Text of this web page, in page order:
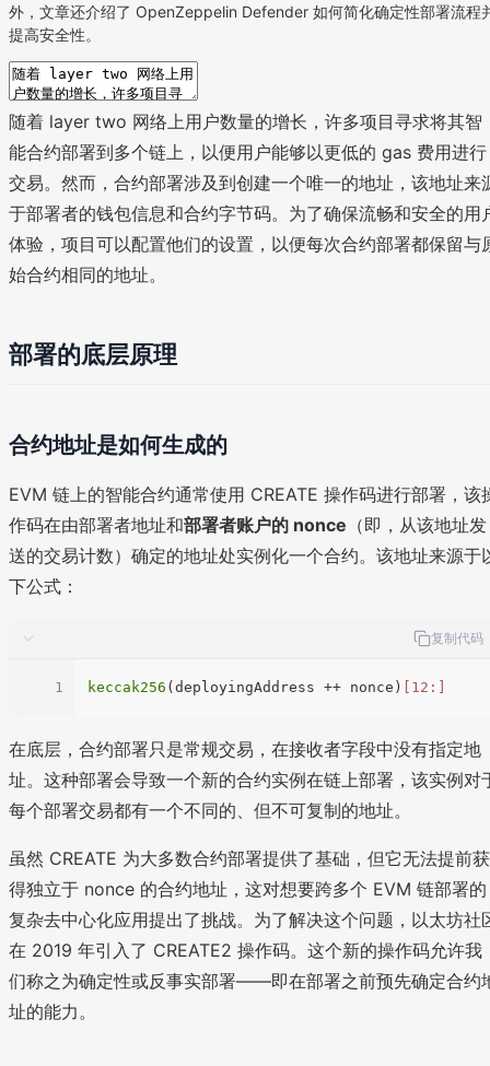
外，文章还介绍了 OpenZeppelin Defender 如何简化确定性部署流程
提高安全性。
随着 layer two 网络上用户数量的增长，许多项目寻求将其智
能合约部署到多个链上，以便用户能够以更低的 gas 费用进行
交易。然而，合约部署涉及到创建一个唯一的地址，该地址来
于部署者的钱包信息和合约字节码。为了确保流畅和安全的用
体验，项目可以配置他们的设置，以便每次合约部署都保留与
始合约相同的地址。
部署的底层原理
合约地址是如何生成的
EVM 链上的智能合约通常使用 CREATE 操作码进行部署，该
作码在由部署者地址和部署者账户的 nonce （即，从该地址发
送的交易计数）确定的地址处实例化一个合约。该地址来源于
下公式：
复制代码
1 keccak256 (deployingAddress ++ nonce) [12:]
在底层，合约部署只是常规交易，在接收者字段中没有指定地
址。这种部署会导致一个新的合约实例在链上部署，该实例对
每个部署交易都有一个不同的、但不可复制的地址。
虽然 CREATE 为大多数合约部署提供了基础，但它无法提前获
得独立于 nonce 的合约地址，这对想要跨多个 EVM 链部署的
复杂去中心化应用提出了挑战。为了解决这个问题，以太坊社
在 2019 年引入了 CREATE2 操作码。这个新的操作码允许我
们称之为确定性或反事实部署——即在部署之前预先确定合约
址的能力。